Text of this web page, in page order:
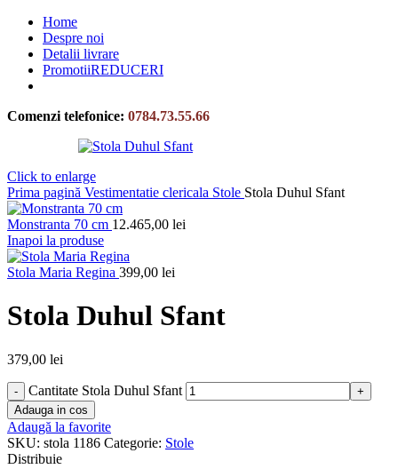
Home
Despre noi
Detalii livrare
PromotiiREDUCERI
Comenzi telefonice: 0784.73.55.66
Click to enlarge
Prima pagină Vestimentatie clericala Stole Stola Duhul Sfant
Monstranta 70 cm 12.465,00 lei
Inapoi la produse
Stola Maria Regina 399,00 lei
Stola Duhul Sfant
379,00 lei
Cantitate Stola Duhul Sfant
Adauga in cos
Adaugă la favorite
SKU: stola 1186 Categorie: Stole
Distribuie